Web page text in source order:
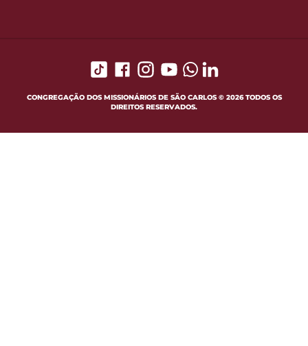
CONGREGAÇÃO DOS MISSIONÁRIOS DE SÃO CARLOS © 2026 TODOS OS
DIREITOS RESERVADOS.